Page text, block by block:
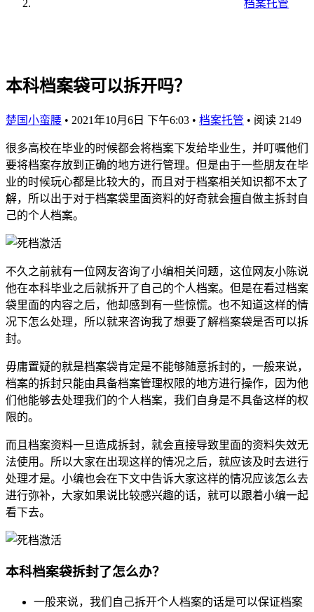
档案托管
本科档案袋可以拆开吗？
楚国小蛮腰 • 2021年10月6日 下午6:03 • 档案托管 • 阅读 2149
很多高校在毕业的时候都会将档案下发给毕业生，并叮嘱他们
要将档案存放到正确的地方进行管理。但是由于一些朋友在毕
业的时候玩心都是比较大的，而且对于档案相关知识都不太了
解，所以出于对于档案袋里面资料的好奇就会擅自做主拆封自
己的个人档案。
不久之前就有一位网友咨询了小编相关问题，这位网友小陈说
他在本科毕业之后就拆开了自己的个人档案。但是在看过档案
袋里面的内容之后，他却感到有一些惊慌。也不知道这样的情
况下怎么处理，所以就来咨询我了想要了解档案袋是否可以拆
封。
毋庸置疑的就是档案袋肯定是不能够随意拆封的，一般来说，
档案的拆封只能由具备档案管理权限的地方进行操作，因为他
们他能够去处理我们的个人档案，我们自身是不具备这样的权
限的。
而且档案资料一旦造成拆封，就会直接导致里面的资料失效无
法使用。所以大家在出现这样的情况之后，就应该及时去进行
处理才是。小编也会在下文中告诉大家这样的情况应该怎么去
进行弥补，大家如果说比较感兴趣的话，就可以跟着小编一起
看下去。
本科档案袋拆封了怎么办？
一般来说，我们自己拆开个人档案的话是可以保证档案